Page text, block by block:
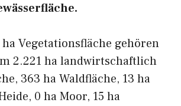
Vegetationsfläche gehören
2.221 ha landwirtschaftlich
363 ha Waldfläche, 13 ha
0 ha Moor, 15 ha